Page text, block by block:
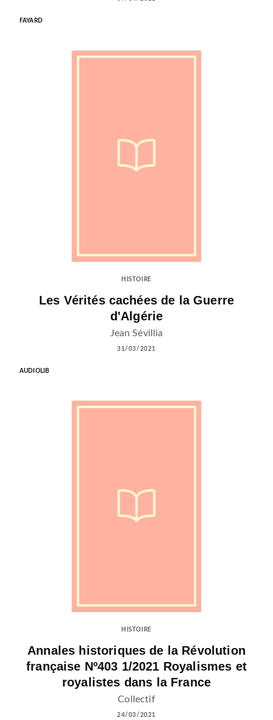
FAYARD
HISTOIRE
Les Vérités cachées de la Guerre
d'Algérie
Jean Sévillia
31/03/2021
AUDIOLIB
HISTOIRE
Annales historiques de la Révolution
française Nº403 1/2021 Royalismes et
royalistes dans la France
Collectif
24/03/2021